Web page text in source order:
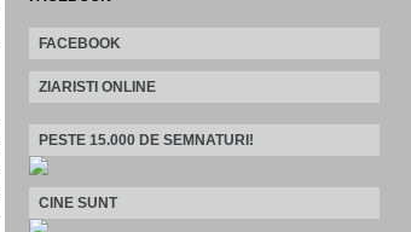
FACEBOOK
ZIARISTI ONLINE
PESTE 15.000 DE SEMNATURI!
CINE SUNT